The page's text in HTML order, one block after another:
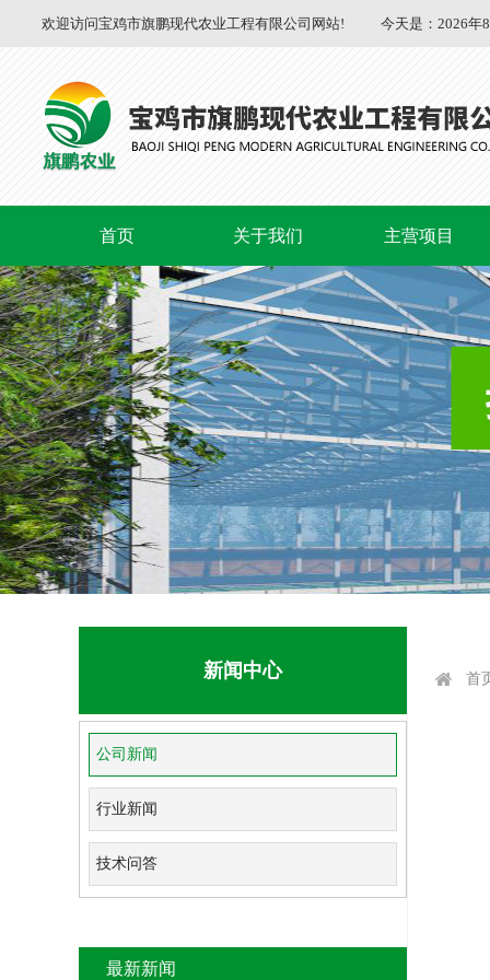
欢迎访问宝鸡市旗鹏现代农业工程有限公司网站! 今天是： 2026年
首页 关于我们 主营项目
新闻中心
公司新闻
行业新闻
技术问答
最新新闻
首